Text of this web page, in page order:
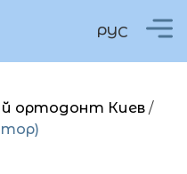
РУС
ортодонт Киев /